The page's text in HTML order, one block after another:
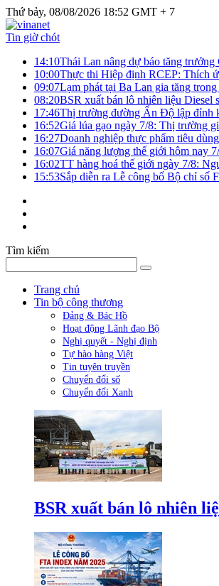
Thứ bảy, 08/08/2026 18:52 GMT + 7
Tin giờ chót
14:10Thái Lan nâng dự báo tăng trưởng
10:00Thực thi Hiệp định RCEP: Thích
09:07Lạm phát tại Ba Lan gia tăng
08:20BSR xuất bán lô nhiên liệu Diesel
17:46Thị trường đường Ấn Độ lập đỉnh
16:52Giá lúa gạo ngày 7/8: Thị trường
16:27Doanh nghiệp thực phẩm tiêu
16:07Giá năng lượng thế giới hôm nay
16:02TT hàng hoá thế giới ngày 7/8:
15:53Sắp diễn ra Lễ công bố Bộ chỉ số
Tìm kiếm
Trang chủ
Tin bộ công thương
Đảng & Bác Hồ
Hoạt động Lãnh đạo Bộ
Nghị quyết - Nghị định
Tự hào hàng Việt
Tin tuyên truyền
Chuyển đổi số
Chuyển đổi Xanh
BSR xuất bán lô nhiên